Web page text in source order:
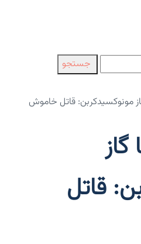
جستجو
مونوکسیدکربن: قاتل خاموش
قاتل